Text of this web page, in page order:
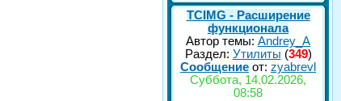
TCIMG - Расширение
функционала
Автор темы: Andrey_A
Раздел: Утилиты (349)
Сообщение от: zyabrevl
Суббота, 14.02.2026,
08:58